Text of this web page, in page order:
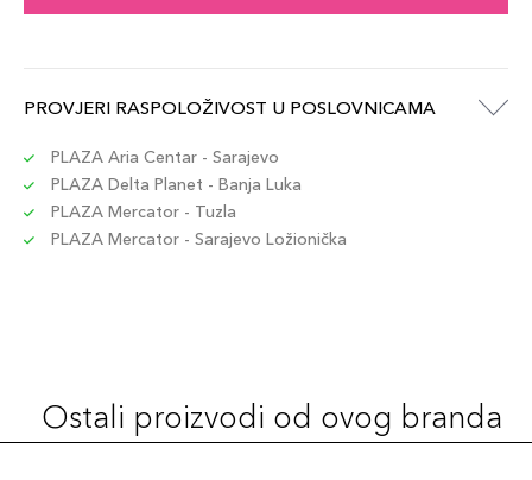
PROVJERI RASPOLOŽIVOST U POSLOVNICAMA
PLAZA Aria Centar - Sarajevo
PLAZA Delta Planet - Banja Luka
PLAZA Mercator - Tuzla
PLAZA Mercator - Sarajevo Ložionička
Ostali proizvodi od ovog branda